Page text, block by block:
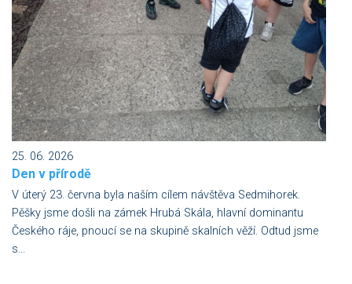
25. 06. 2026
Den v přírodě
V úterý 23. června byla naším cílem návštěva Sedmihorek.
Pěšky jsme došli na zámek Hrubá Skála, hlavní dominantu
Českého ráje, pnoucí se na skupině skalních věží. Odtud jsme
s...